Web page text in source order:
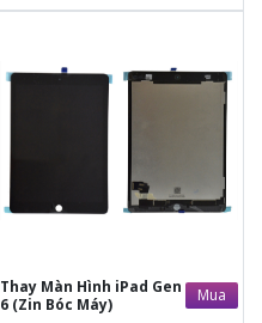
Thay Màn Hình iPad Gen
6 (Zin Bóc Máy)
Mua
Tặng dán Cường lực, Ốp lưng khi
& sửa chữa trị giá 50.000đTặng dán
Cường lực, Ốp lưng khi mua BHV
Tặng Voucher Giảm giá mua máy
& sửa chữa trị giá 50.000đ